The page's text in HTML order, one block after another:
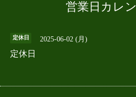
営業日カレ
定休日 2025-06-02 (月)
定休日